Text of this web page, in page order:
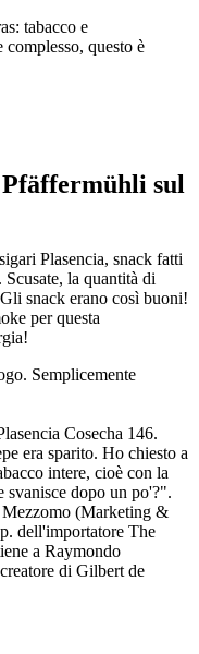
tabacco e
questo è
sul
Plasencia, snack fatti
la quantità di
snack erano così buoni!
per questa
Semplicemente
Cosecha 146.
era sparito. Ho chiesto a
intere, cioè con la
svanisce dopo un po'?".
(Marketing &
dell'importatore The
a Raymondo
di Gilbert de